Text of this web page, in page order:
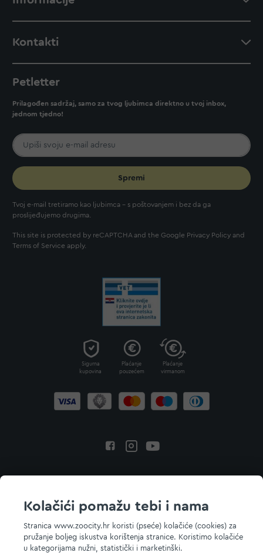
Kolačići pomažu tebi i nama
Stranica www.zoocity.hr koristi (pseće) kolačiće (cookies) za
pružanje boljeg iskustva korištenja stranice. Koristimo kolačiće
u kategorijama nužni, statistički i marketinški.
Kontakti
Petletter
Prilagođen sadržaj, samo za tvog ljubimca direktno u tvoj inbox,
jednom tjedno!
Spremi
Tvoj e-mail tretiramo kao ljubimca - s poštovanjem i bez da ga
proslijeđujemo drugima.
This site is protected by reCAPTCHA and the Google Privacy Policy and
Terms of Service apply.
Sigurna
kupovina
Plaćanje
pouzećem
Plaćanje
virmanom
© 2026 ZOOCITY. Sva prava zadržana.